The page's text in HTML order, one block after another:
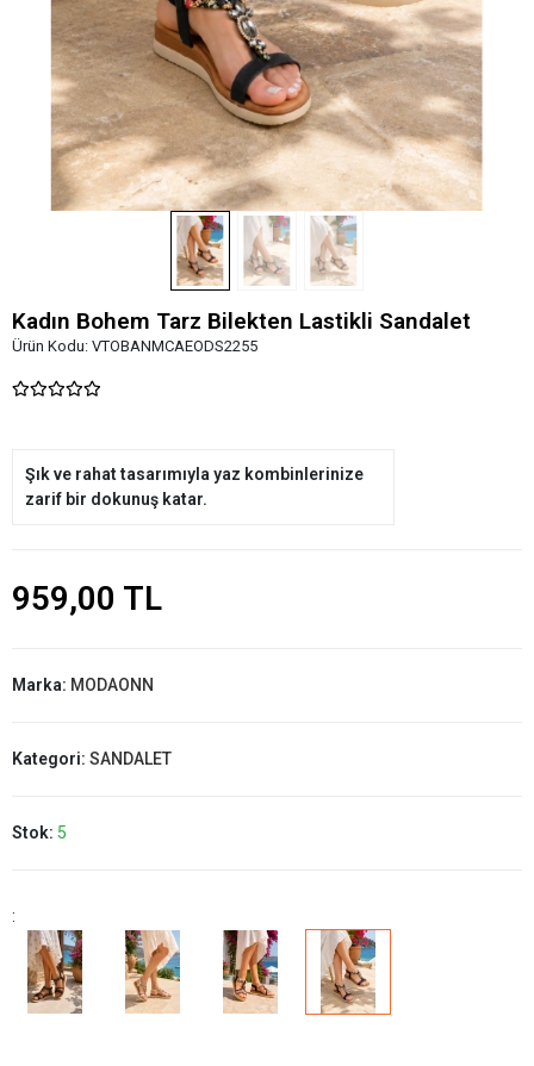
Kadın Bohem Tarz Bilekten Lastikli Sandalet
Ürün Kodu: VTOBANMCAEODS2255
Şık ve rahat tasarımıyla yaz kombinlerinize
zarif bir dokunuş katar.
959,00 TL
Marka: MODAONN
Kategori: SANDALET
Stok: 5
: